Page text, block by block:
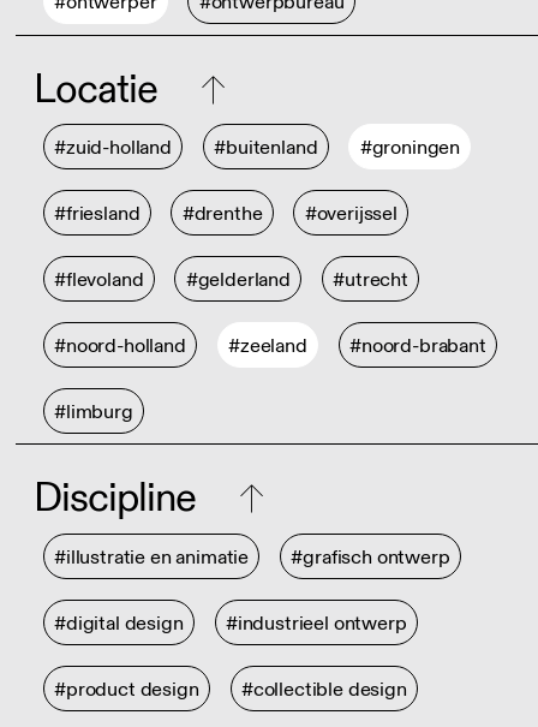
Locatie
#zuid-holland #buitenland #groningen
#friesland #drenthe #overijssel
#flevoland #gelderland #utrecht
#noord-holland #zeeland #noord-brabant
#limburg
Discipline
#illustratie en animatie #grafisch ontwerp
#digital design #industrieel ontwerp
#product design #collectible design